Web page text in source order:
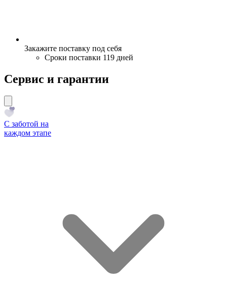
Закажите поставку под себя
Сроки поставки 119 дней
Сервис и гарантии
С заботой на
каждом этапе